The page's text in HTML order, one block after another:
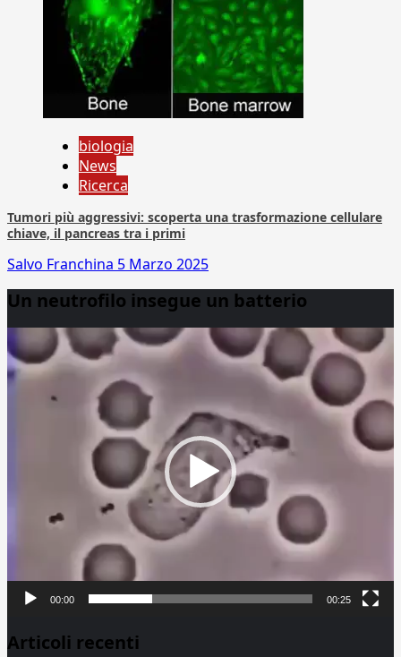
biologia
News
Ricerca
Tumori più aggressivi: scoperta una trasformazione cellulare
chiave, il pancreas tra i primi
Salvo Franchina 5 Marzo 2025
Un neutrofilo insegue un batterio
Player
00:00 00:25
Articoli recenti